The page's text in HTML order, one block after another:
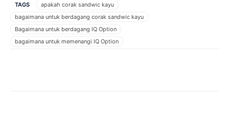
TAGS
apakah corak sandwic kayu
bagaimana untuk berdagang corak sandwic kayu
Bagaimana untuk berdagang IQ Option
bagaimana untuk memenangi IQ Option